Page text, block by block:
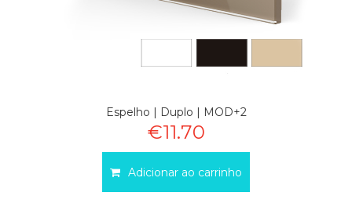
Espelho | Duplo | MOD+2
€11.70
Adicionar ao carrinho